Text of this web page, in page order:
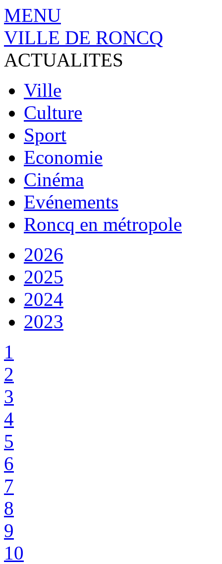
MENU
VILLE DE RONCQ
ACTUALITES
Ville
Culture
Sport
Economie
Cinéma
Evénements
Roncq en métropole
2026
2025
2024
2023
1
2
3
4
5
6
7
8
9
10